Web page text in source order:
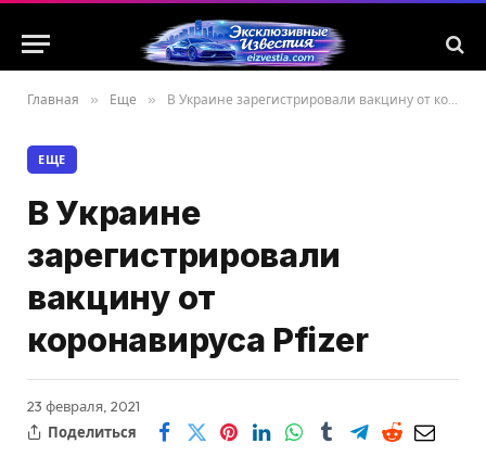
Главная » Еще » В Украине зарегистрировали вакцину от коронавируса Pfizer
ЕЩЕ
В Украине
зарегистрировали
вакцину от
коронавируса Pfizer
23 февраля, 2021
Поделиться